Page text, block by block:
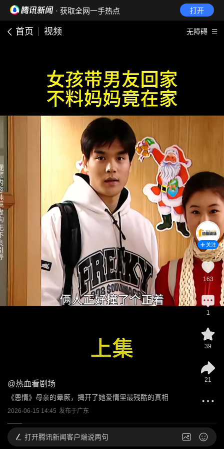
· 获取全网一手热点 打开
首页 视频 无障碍
@热血看剧场
《恩情》母亲的晕厥，揭开了她爱情里最残酷的真相
2026-06-15 14:45 发布于广东
关注
163
1
39
21
打开腾讯新闻客户端说两句